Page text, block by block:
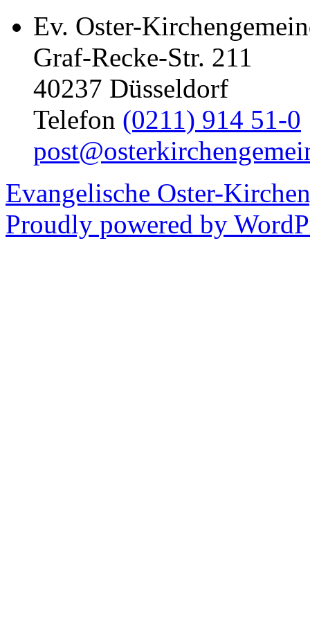
Ev. Oster-
Graf-Recke-Str. 211
40237 Düsseldorf
Telefon (0211) 914 51-0
Evangelische Oster-
Proudly powered by